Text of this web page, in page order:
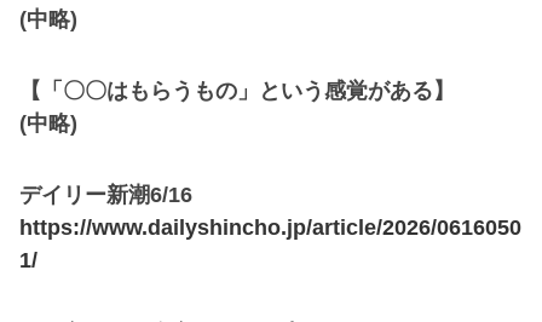
(中略)
【「〇〇はもらうもの」という感覚がある】
(中略)
デイリー新潮6/16
https://www.dailyshincho.jp/article/2026/0616050
1/